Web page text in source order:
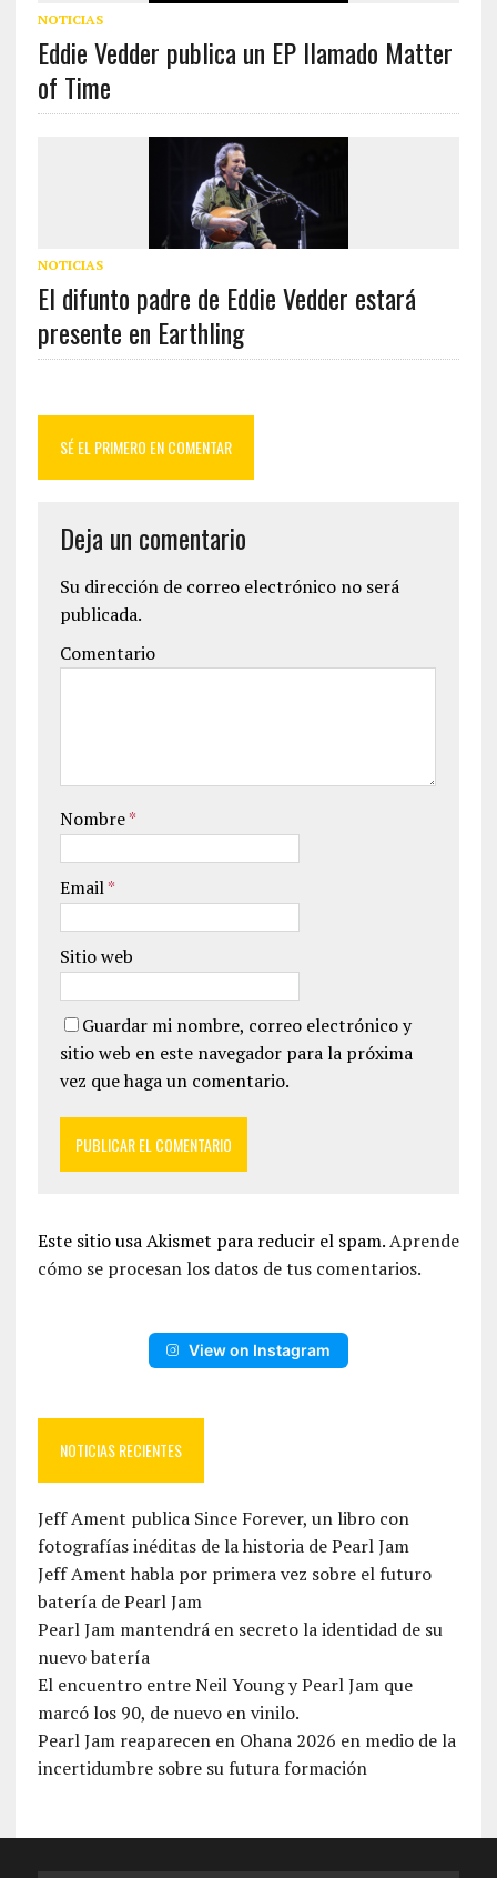
NOTICIAS
Eddie Vedder publica un EP llamado Matter
of Time
NOTICIAS
El difunto padre de Eddie Vedder estará
presente en Earthling
SÉ EL PRIMERO EN COMENTAR
Deja un comentario
Su dirección de correo electrónico no será
publicada.
Comentario
Nombre*
Email*
Sitio web
Guardar mi nombre, correo electrónico y
sitio web en este navegador para la próxima
vez que haga un comentario.
Este sitio usa Akismet para reducir el spam.Aprende
cómo se procesan los datos de tus comentarios.
View on Instagram
NOTICIAS RECIENTES
Jeff Ament publica Since Forever, un libro con
fotografías inéditas de la historia de Pearl Jam
Jeff Ament habla por primera vez sobre el futuro
batería de Pearl Jam
Pearl Jam mantendrá en secreto la identidad de su
nuevo batería
El encuentro entre Neil Young y Pearl Jam que
marcó los 90, de nuevo en vinilo.
Pearl Jam reaparecen en Ohana 2026 en medio de la
incertidumbre sobre su futura formación